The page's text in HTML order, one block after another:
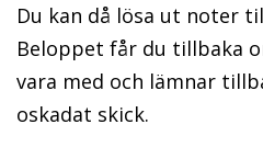
Du kan då lösa ut noter
Beloppet får du tillbaka
vara med och lämnar
oskadat skick.